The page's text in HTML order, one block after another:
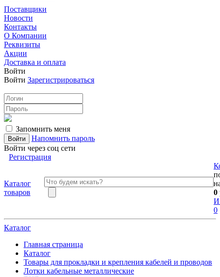
Поставщики
Новости
Контакты
О Компании
Реквизиты
Акции
Доставка и оплата
Войти
Войти Зарегистрироваться
Запомнить меня
Напомнить пароль
Войти через соц сети
Регистрация
Каталог
товаров
0
0
Каталог
Главная страница
Каталог
Товары для прокладки и крепления кабелей и проводов
Лотки кабельные металлические